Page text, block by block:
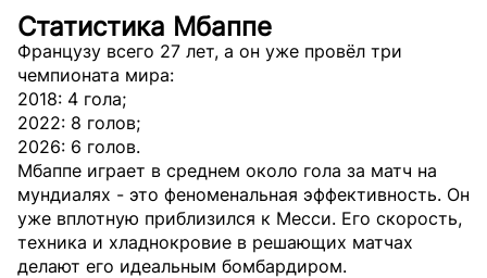
Статистика Мбаппе
Французу всего 27 лет, а он уже провёл три
чемпионата мира:
2018: 4 гола;
2022: 8 голов;
2026: 6 голов.
Мбаппе играет в среднем около гола за матч на
мундиалях - это феноменальная эффективность. Он
уже вплотную приблизился к Месси. Его скорость,
техника и хладнокровие в решающих матчах
делают его идеальным бомбардиром.